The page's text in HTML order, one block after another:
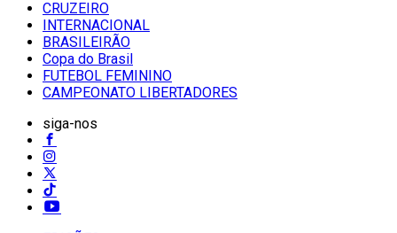
CRUZEIRO
INTERNACIONAL
BRASILEIRÃO
Copa do Brasil
FUTEBOL FEMININO
CAMPEONATO LIBERTADORES
siga-nos